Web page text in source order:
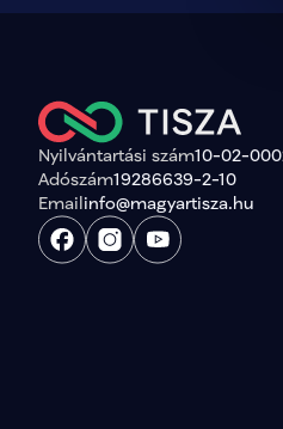
Nyilvántartási szám10-02-
Adószám19286639-2-10
Emailinfo@magyartisza.hu